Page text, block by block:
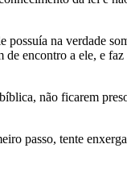
na verdade
encontro a ele, e
não ficarem
passo, tente